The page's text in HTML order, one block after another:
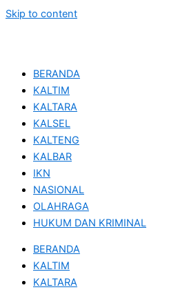
Skip to content
BERANDA
KALTIM
KALTARA
KALSEL
KALTENG
KALBAR
IKN
NASIONAL
OLAHRAGA
HUKUM DAN KRIMINAL
BERANDA
KALTIM
KALTARA